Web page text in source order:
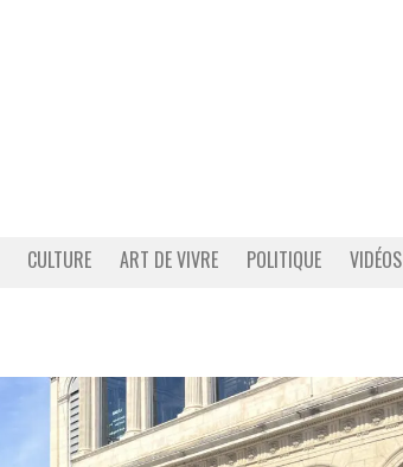
CULTURE ART DE VIVRE POLITIQUE VIDÉOS